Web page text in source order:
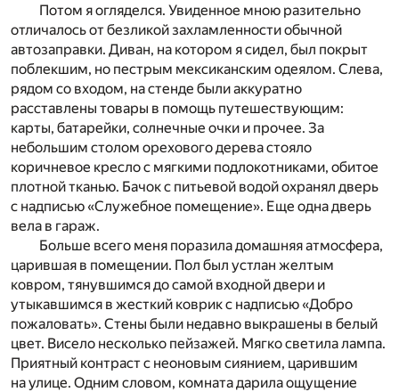
Потом я огляделся. Увиденное мною разительно
отличалось от безликой захламленности обычной
автозаправки. Диван, на котором я сидел, был покрыт
поблекшим, но пестрым мексиканским одеялом. Слева,
рядом со входом, на стенде были аккуратно
расставлены товары в помощь путешествующим:
карты, батарейки, солнечные очки и прочее. За
небольшим столом орехового дерева стояло
коричневое кресло с мягкими подлокотниками, обитое
плотной тканью. Бачок с питьевой водой охранял дверь
с надписью «Служебное помещение». Еще одна дверь
вела в гараж.
Больше всего меня поразила домашняя атмосфера,
царившая в помещении. Пол был устлан желтым
ковром, тянувшимся до самой входной двери и
утыкавшимся в жесткий коврик с надписью «Добро
пожаловать». Стены были недавно выкрашены в белый
цвет. Висело несколько пейзажей. Мягко светила лампа.
Приятный контраст с неоновым сиянием, царившим
на улице. Одним словом, комната дарила ощущение